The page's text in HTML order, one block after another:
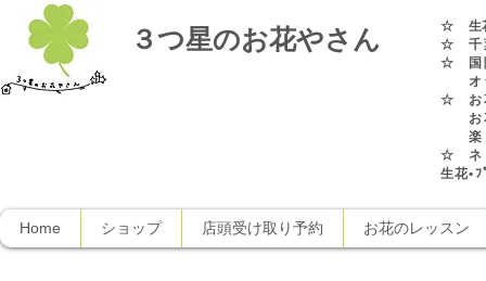
３つ星のお花やさん ☆生
☆ 千
☆ 国
オラ
☆ お
お花
楽し
☆ ネ
生花•
Home ショップ 店頭受け取り予約 お花のレッスン